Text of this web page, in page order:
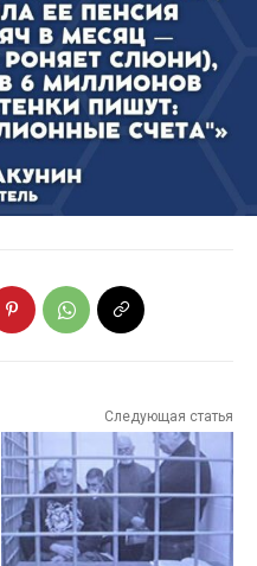
Следующая статья